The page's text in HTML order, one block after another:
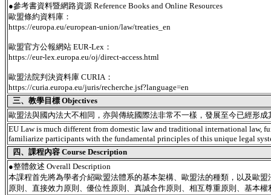
●參考書資料暨網路資源 Reference Books and Online Resources
歐盟條約資料庫：
https://europa.eu/european-union/law/treaties_en
歐盟官方公報網站 EUR-Lex：
https://eur-lex.europa.eu/oj/direct-access.html
歐盟法院判決資料庫 CURIA：
https://curia.europa.eu/juris/recherche.jsf?language=en
三、教學目標 Objectives
歐盟法與國內法大不相同，亦與傳統國際法非常不一樣，發展至今已經形
EU Law is much different from domestic law and traditional international law,
familiarize participants with the fundamental principles of this unique legal
四、課程內容 Course Description
●整體敘述 Overall Description
本課程首先將為學者介紹歐盟法體系的基本架構、歐盟法的種類，以及歐
原則、直接效力原則、優位性原則、真誠合作原則、相互尊重原則、基本